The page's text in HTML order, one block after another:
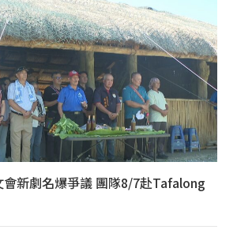
會新劇名爆爭議 團隊8/7赴Tafalong